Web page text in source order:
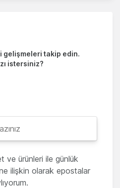
gelişmeleri takip edin.
istersiniz?
ve ürünleri ile günlük
ilişkin olarak epostalar